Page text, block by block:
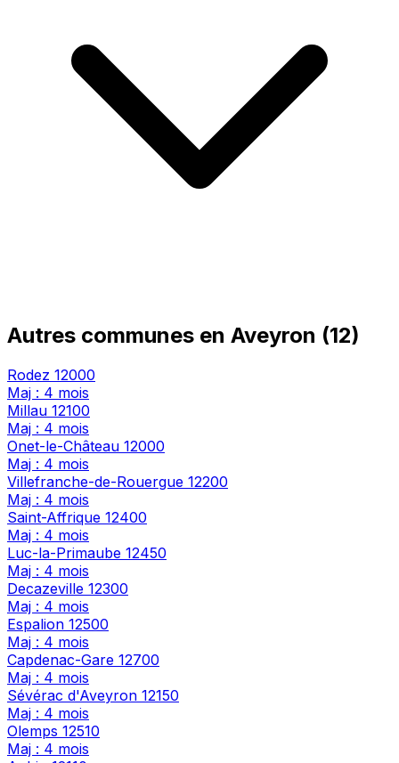
Autres communes en Aveyron (12)
Rodez 12000
Maj : 4 mois
Millau 12100
Maj : 4 mois
Onet-le-Château 12000
Maj : 4 mois
Villefranche-de-Rouergue 12200
Maj : 4 mois
Saint-Affrique 12400
Maj : 4 mois
Luc-la-Primaube 12450
Maj : 4 mois
Decazeville 12300
Maj : 4 mois
Espalion 12500
Maj : 4 mois
Capdenac-Gare 12700
Maj : 4 mois
Sévérac d'Aveyron 12150
Maj : 4 mois
Olemps 12510
Maj : 4 mois